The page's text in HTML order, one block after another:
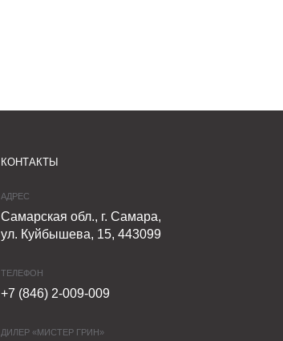
КОНТАКТЫ
АДРЕС
Самарская обл., г. Самара,
ул. Куйбышева, 15, 443099
ТЕЛЕФОН
+7 (846) 2-009-009
ДИЛЕР «МИСТЕР ГРИН»